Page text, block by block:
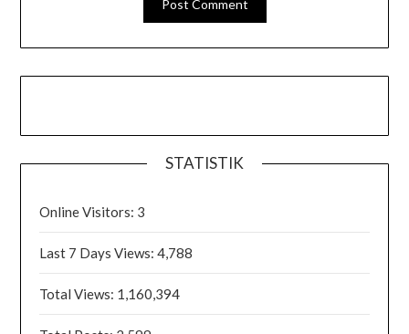
STATISTIK
Online Visitors: 3
Last 7 Days Views:4,788
Total Views: 1,160,394